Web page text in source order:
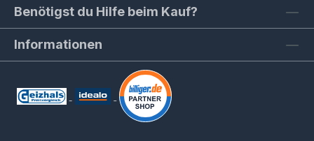
Benötigst du Hilfe beim Kauf?
Informationen